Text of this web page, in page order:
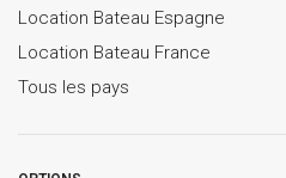
Location Bateau Espagne
Location Bateau France
Tous les pays